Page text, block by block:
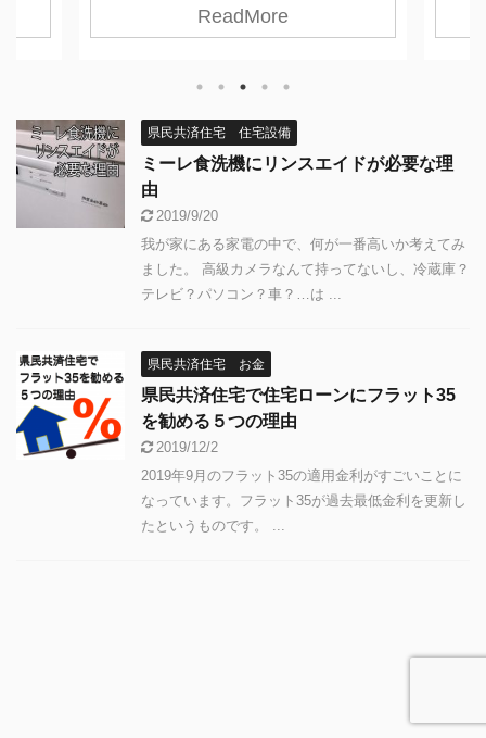
ェク
は前
歌山
プの
忘録
います。 設備・オプションランキング
（ベスト10） 本ブログに関しては、ア
へリンクする形式で運用しています。
WordPressのアクセスログ解析を確認
する限りでは、アメブロからより検索
エンジン経由で直接閲覧していただい
てる方のほうが断然多いんですが、そ
の人気ワードだったり、閲覧ページだ
ったりは間取りやオプション関係が高
い傾向です。 そんなわけで、非常に独
断と偏見に満ちた（変 ...
ReadMore
では
プの
に熱
腹一
県民共済住宅 住宅設備
ミーレ食洗機にリンスエイドが必要な理
由
2019/9/20
我が家にある家電の中で、何が一番高いか考えてみ
ました。 高級カメラなんて持ってないし、冷蔵庫？
テレビ？パソコン？車？…は ...
県民共済住宅 お金
県民共済住宅で住宅ローンにフラット35
を勧める５つの理由
2019/12/2
2019年9月のフラット35の適用金利がすごいことに
なっています。フラット35が過去最低金利を更新し
たというものです。 ...